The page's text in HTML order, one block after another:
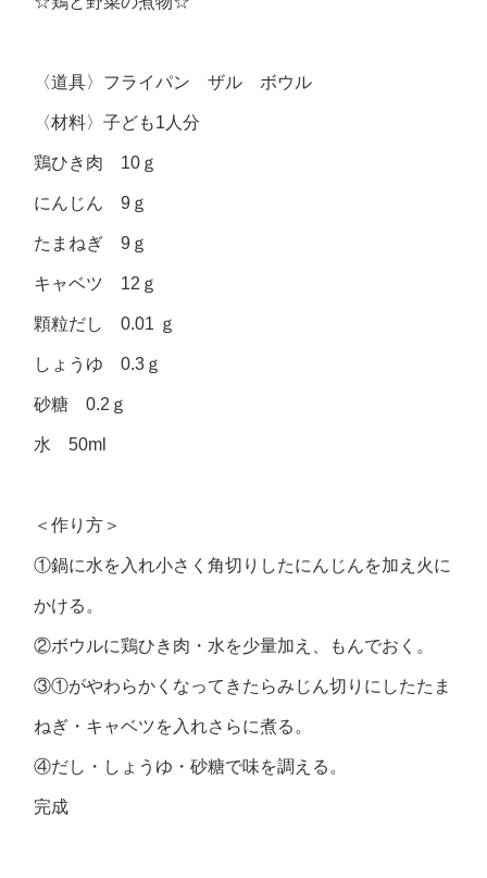
〈道具〉フライパン ザル ボウル
〈材料〉子ども1人分
鶏ひき肉 10ｇ
にんじん 9ｇ
たまねぎ 9ｇ
キャベツ 12ｇ
顆粒だし 0.01 ｇ
しょうゆ 0.3ｇ
砂糖 0.2ｇ
水 50ml
＜作り方＞
①鍋に水を入れ小さく角切りしたにんじんを加え火に
かける。
②ボウルに鶏ひき肉・水を少量加え、もんでおく。
③①がやわらかくなってきたらみじん切りにしたたま
ねぎ・キャベツを入れさらに煮る。
④だし・しょうゆ・砂糖で味を調える。
完成